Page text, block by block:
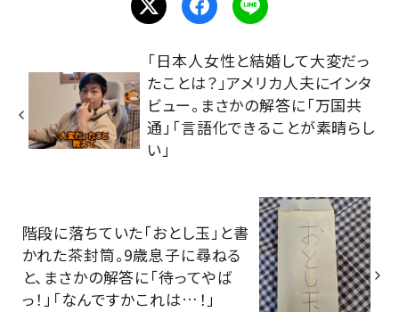
「日本人女性と結婚して大変だっ
たことは？」アメリカ人夫にインタ
ビュー。まさかの解答に「万国共
通」「言語化できることが素晴らし
い」
階段に落ちていた「おとし玉」と書
かれた茶封筒。9歳息子に尋ねる
と、まさかの解答に「待ってやば
っ！」「なんですかこれは…！」